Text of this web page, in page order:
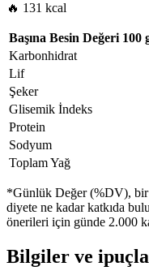
🔥 131 kcal
Başına Besin Değeri 100
Karbonhidrat
Lif
Şeker
Glisemik İndeks
Protein
Sodyum
Toplam Yağ
*Günlük Değer (%DV),
diyete ne kadar katkıda
önerileri için günde 2.000
Bilgiler ve